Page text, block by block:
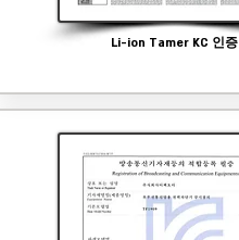
Li-ion Tamer KC 인증